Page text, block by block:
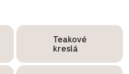
Teakové
kreslá